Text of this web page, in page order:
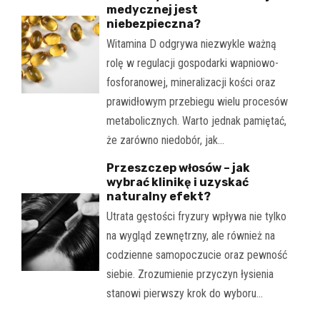
medycznej jest
niebezpieczna?
Witamina D odgrywa niezwykle ważną
rolę w regulacji gospodarki wapniowo-
fosforanowej, mineralizacji kości oraz
prawidłowym przebiegu wielu procesów
metabolicznych. Warto jednak pamiętać,
że zarówno niedobór, jak…
Przeszczep włosów – jak
wybrać klinikę i uzyskać
naturalny efekt?
Utrata gęstości fryzury wpływa nie tylko
na wygląd zewnętrzny, ale również na
codzienne samopoczucie oraz pewność
siebie. Zrozumienie przyczyn łysienia
stanowi pierwszy krok do wyboru…